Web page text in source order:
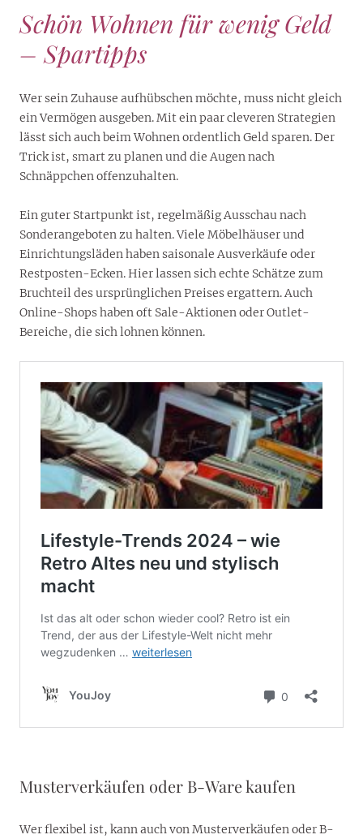
Schön Wohnen für wenig Geld
– Spartipps
Wer sein Zuhause aufhübschen möchte, muss nicht gleich
ein Vermögen ausgeben. Mit ein paar cleveren Strategien
lässt sich auch beim Wohnen ordentlich Geld sparen. Der
Trick ist, smart zu planen und die Augen nach
Schnäppchen offenzuhalten.
Ein guter Startpunkt ist, regelmäßig Ausschau nach
Sonderangeboten zu halten. Viele Möbelhäuser und
Einrichtungsläden haben saisonale Ausverkäufe oder
Restposten-Ecken. Hier lassen sich echte Schätze zum
Bruchteil des ursprünglichen Preises ergattern. Auch
Online-Shops haben oft Sale-Aktionen oder Outlet-
Bereiche, die sich lohnen können.
Musterverkäufen oder B-Ware kaufen
Wer flexibel ist, kann auch von Musterverkäufen oder B-